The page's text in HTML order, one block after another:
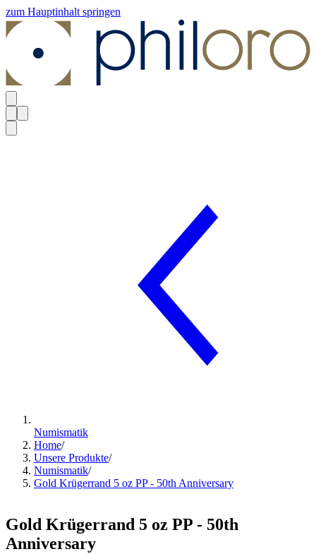
zum Hauptinhalt springen
Numismatik
Home/
Unsere Produkte/
Numismatik/
Gold Krügerrand 5 oz PP - 50th Anniversary
Gold Krügerrand 5 oz PP - 50th
Anniversary